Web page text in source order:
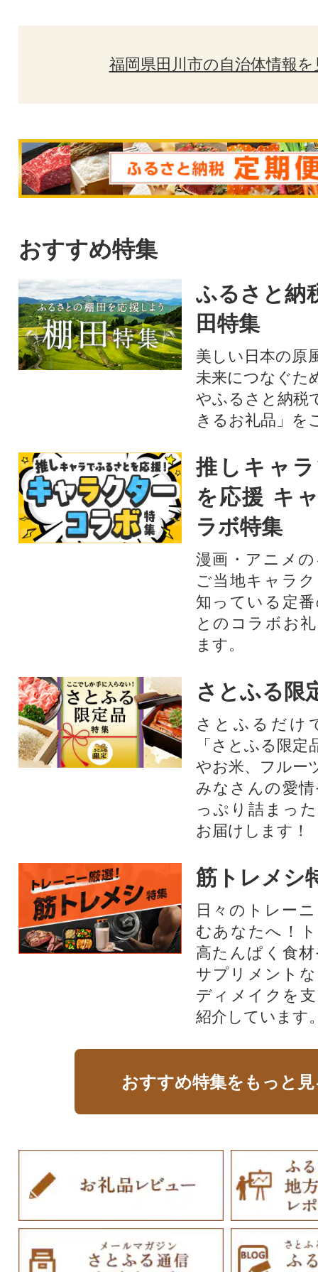
福岡県田川市の自治体情報を
おすすめ特集
ふるさと納
田特集
美しい日本の原
未来につなぐた
やふるさと納税
きるお礼品」を
推しキャ
を応援 キ
ラボ特集
漫画・アニメ
ご当地キャラ
知っている定
とのコラボお
ます。​
さとふる限
さとふるだけ
「さとふる限
やお米、フルー
みなさんの愛
っぷり詰まっ
お届けします！
筋トレメシ
日々のトレー
むあなたへ！
高たんぱく食
サプリメント
ディメイクを
紹介しています
おすすめ特集をもっと